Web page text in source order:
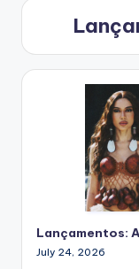
Lançamentos:
July 24, 2026